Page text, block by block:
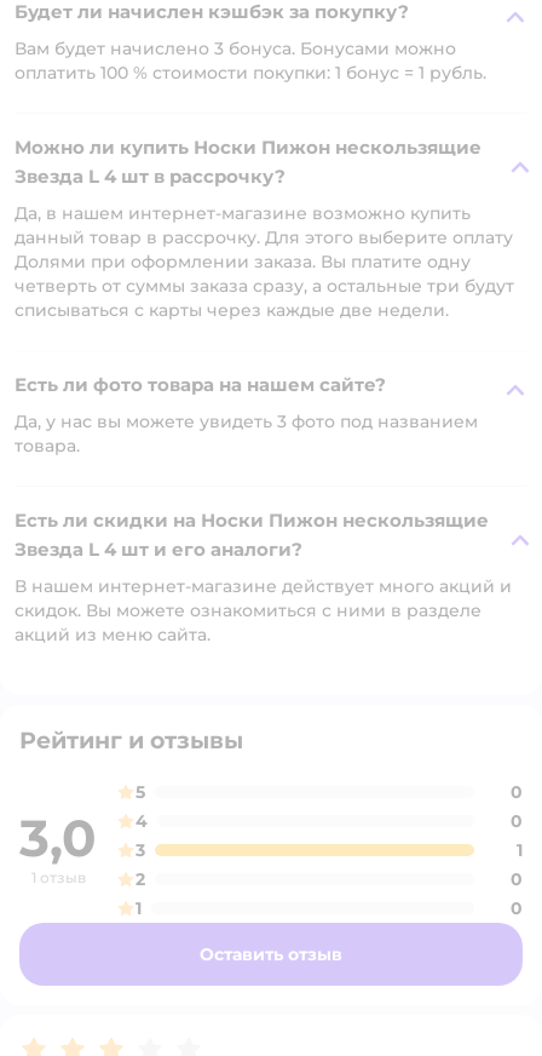
Будет ли начислен кэшбэк за покупку?
Вам будет начислено 3 бонуса. Бонусами можно
оплатить 100 % стоимости покупки: 1 бонус = 1 рубль.
Можно ли купить Носки Пижон нескользящие
Звезда L 4 шт в рассрочку?
Да, в нашем интернет-магазине возможно купить
данный товар в рассрочку. Для этого выберите оплату
Долями при оформлении заказа. Вы платите одну
четверть от суммы заказа сразу, а остальные три будут
списываться с карты через каждые две недели.
Есть ли фото товара на нашем сайте?
Да, у нас вы можете увидеть 3 фото под названием
товара.
Есть ли скидки на Носки Пижон нескользящие
Звезда L 4 шт и его аналоги?
В нашем интернет-магазине действует много акций и
скидок. Вы можете ознакомиться с ними в разделе
акций из меню сайта.
Рейтинг и отзывы
3,0
1 отзыв
5
0
4
0
3
1
2
0
1
0
Оставить отзыв
Рейтинг:3